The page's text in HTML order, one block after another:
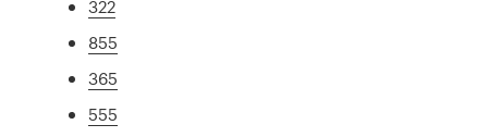
322
855
365
555